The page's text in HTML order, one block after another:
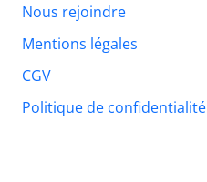
Nous rejoindre
Mentions légales
CGV
Politique de confidentialité